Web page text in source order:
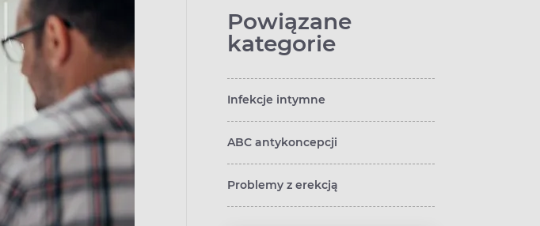
Powiązane
kategorie
Infekcje intymne
ABC antykoncepcji
Problemy z erekcją